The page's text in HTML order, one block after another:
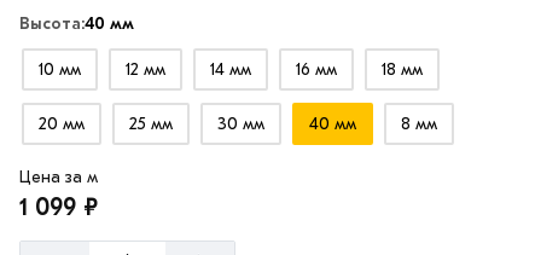
Высота:40 мм
10 мм 12 мм 14 мм 16 мм 18 мм
20 мм 25 мм 30 мм 40 мм 8 мм
Цена за м
1 099 ₽